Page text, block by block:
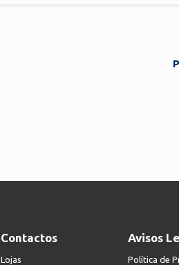
Contactos
Lojas
Avisos
Política de